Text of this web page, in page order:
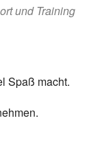
und Training
Spaß macht.